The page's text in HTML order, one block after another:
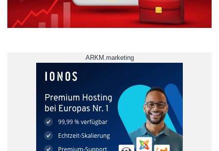
akademische Vorbildung
Eröffnungsvortrag
ARKM.marketing